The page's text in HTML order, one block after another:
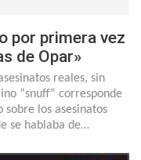
por primera vez
de Opar»
reales, sin
“snuff” corresponde
sobre los asesinatos
se hablaba de…